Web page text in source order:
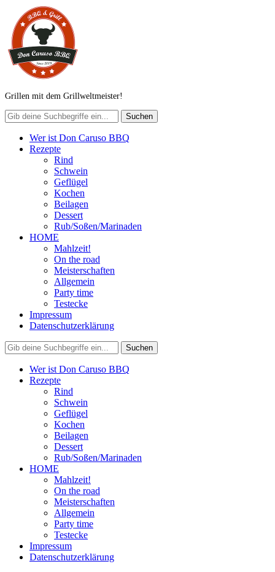
Grillen mit dem Grillweltmeister!
Wer ist Don Caruso BBQ
Rezepte
Rind
Schwein
Geflügel
Kochen
Beilagen
Dessert
Rub/Soßen/Marinaden
HOME
Mahlzeit!
On the road
Meisterschaften
Allgemein
Party time
Testecke
Impressum
Datenschutzerklärung
Wer ist Don Caruso BBQ
Rezepte
Rind
Schwein
Geflügel
Kochen
Beilagen
Dessert
Rub/Soßen/Marinaden
HOME
Mahlzeit!
On the road
Meisterschaften
Allgemein
Party time
Testecke
Impressum
Datenschutzerklärung